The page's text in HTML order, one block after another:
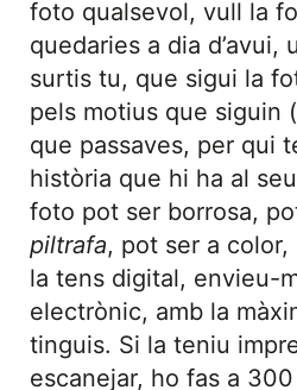
foto qualsevol, vull la
quedaries a dia d’avui,
surtis tu, que sigui la
pels motius que siguin
que passaves, per qui
història que hi ha al
foto pot ser borrosa,
piltrafa, pot ser a
la tens digital, envieu-
electrònic, amb la
tinguis. Si la teniu
escanejar, ho fas a